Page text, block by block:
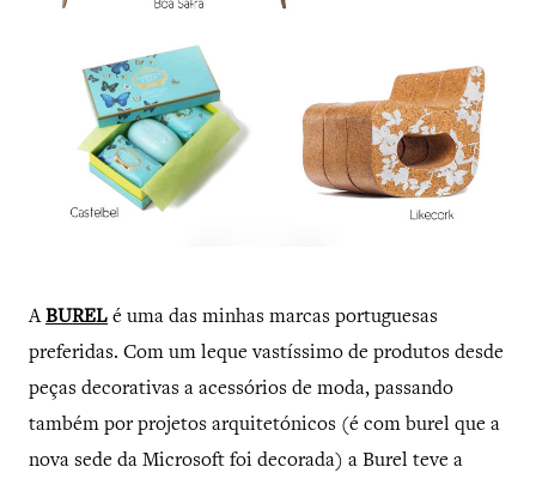
A BUREL é uma das minhas marcas portuguesas
preferidas. Com um leque vastíssimo de produtos desde
peças decorativas a acessórios de moda, passando
também por projetos arquitetónicos (é com burel que a
nova sede da Microsoft foi decorada) a Burel teve a